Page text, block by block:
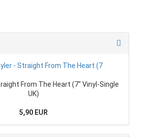
From The Heart (7" Vinyl-Single
UK)
5,90 EUR